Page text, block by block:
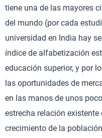
tiene una de las mayores
del mundo (por cada
universidad en India hay
índice de alfabetización
educación superior, y por
las oportunidades de
en las manos de unos
estrecha relación existente
crecimiento de la